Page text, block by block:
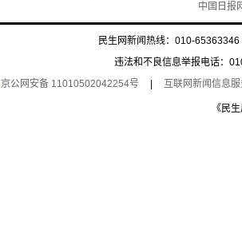
中国日报
民生网新闻热线：010-
违法和不良信息举报电话：
京公网安备 11010502042254号
互联网新闻信息
《民